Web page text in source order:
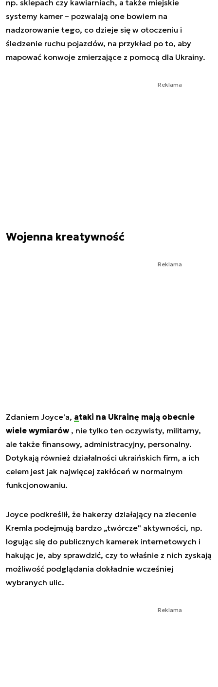
np. sklepach czy kawiarniach, a także miejskie
systemy kamer – pozwalają one bowiem na
nadzorowanie tego, co dzieje się w otoczeniu i
śledzenie ruchu pojazdów, na przykład po to, aby
mapować konwoje zmierzające z pomocą dla Ukrainy.
Reklama
Wojenna kreatywność
Reklama
Zdaniem Joyce'a, ataki na Ukrainę mają obecnie
wiele wymiarów , nie tylko ten oczywisty, militarny,
ale także finansowy, administracyjny, personalny.
Dotykają również działalności ukraińskich firm, a ich
celem jest jak najwięcej zakłóceń w normalnym
funkcjonowaniu.
Joyce podkreślił, że hakerzy działający na zlecenie
Kremla podejmują bardzo „twórcze" aktywności, np.
logując się do publicznych kamerek internetowych i
hakując je, aby sprawdzić, czy to właśnie z nich zyskają
możliwość podglądania dokładnie wcześniej
wybranych ulic.
Reklama